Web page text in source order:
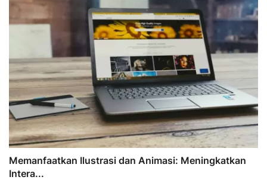
Memanfaatkan Ilustrasi dan Animasi: Meningkatkan
Intera...